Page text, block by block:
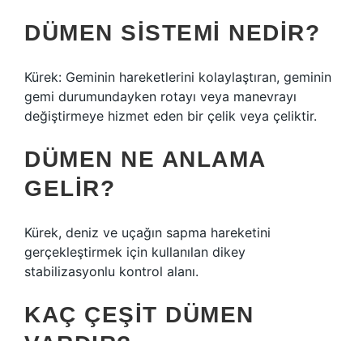
DÜMEN SISTEMI NEDIR?
Kürek: Geminin hareketlerini kolaylaştıran, geminin
gemi durumundayken rotayı veya manevrayı
değiştirmeye hizmet eden bir çelik veya çeliktir.
DÜMEN NE ANLAMA
GELIR?
Kürek, deniz ve uçağın sapma hareketini
gerçekleştirmek için kullanılan dikey
stabilizasyonlu kontrol alanı.
KAÇ ÇEŞIT DÜMEN